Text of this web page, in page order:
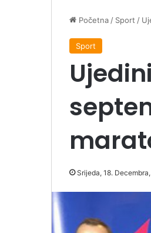
Početna / Sport /
Sport
Srijeda, 18.